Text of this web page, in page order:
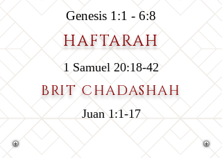
Genesis 1:1 - 6:8
HAFTARAH
1 Samuel 20:18-42
BRIT CHADASHAH
Juan 1:1-17